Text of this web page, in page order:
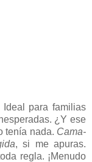
para familias
¿Y ese
tenía nada. Cama-
, si me apuras.
regla. ¡Menudo